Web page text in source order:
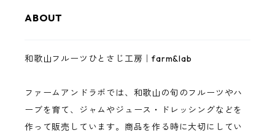
レモン
南高梅
まりひめいちご
ゼリー・スムージーゼリー
ジュース
調味料（ドレッシング・バジルソース）
3,000円以下
5,000円以下
10,000円以下
ABOUT
和歌山フルーツひとさじ工房｜farm&lab
ファームアンドラボでは、和歌山の旬のフルーツやハ
ーブを育て、ジャムやジュース・ドレッシングなどを
作って販売しています。商品を作る時に大切にしてい